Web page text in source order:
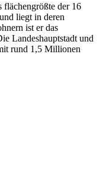
flächengrößte der 16
liegt in deren
ist er das
Landeshauptstadt und
rund 1,5 Millionen